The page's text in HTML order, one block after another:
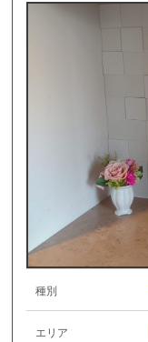
種別
エリア